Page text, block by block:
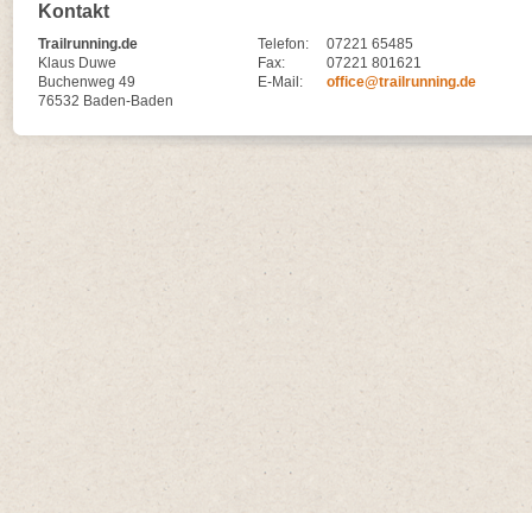
Kontakt
Trailrunning.de
Klaus Duwe
Buchenweg 49
76532 Baden-Baden
Telefon:
07221 65485
Fax:
07221 801621
E-Mail:
office@trailrunning.de